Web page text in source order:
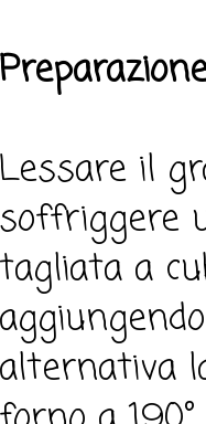
Lessare il
soffriggere
tagliata a
alternativa